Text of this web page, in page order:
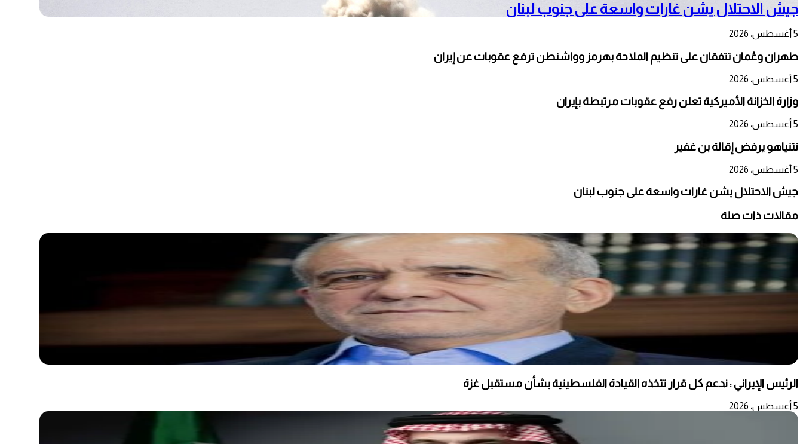
جيش الاحتلال يشن غارات واسعة على جنوب لبنان
5 أغسطس، 2026
طهران وعُمان تتفقان على تنظيم الملاحة بهرمز وواشنطن ترفع عقوبات عن إيران
5 أغسطس، 2026
وزارة الخزانة الأميركية تعلن رفع عقوبات مرتبطة بإيران
5 أغسطس، 2026
نتنياهو يرفض إقالة بن غفير
5 أغسطس، 2026
جيش الاحتلال يشن غارات واسعة على جنوب لبنان
مقالات ذات صلة
الرئيس الإيراني : ندعم كل قرار تتخذه القيادة الفلسطينية بشأن مستقبل غزة
5 أغسطس، 2026